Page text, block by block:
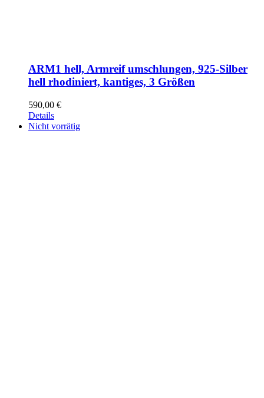
ARM1 hell, Armreif umschlungen, 925-Silber
hell rhodiniert, kantiges, 3 Größen
590,00 €
Details
Nicht vorrätig